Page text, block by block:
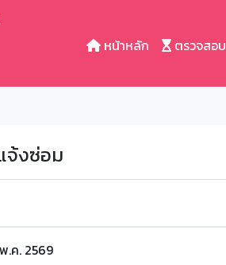
หน้าหลัก ตรวจสอ
จ้งซ่อม
พ.ค. 2569